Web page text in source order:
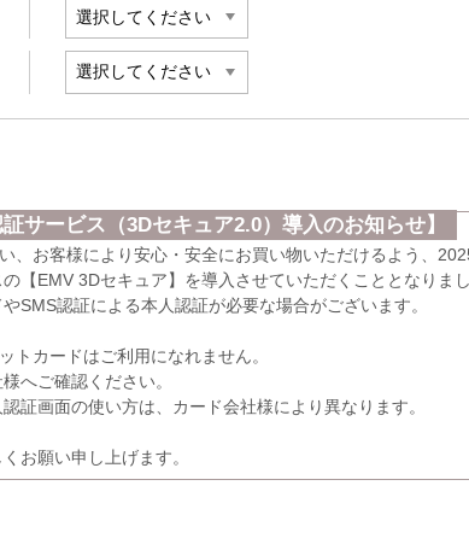
サービス（3Dセキュア2.0）導入のお知らせ】
、お客様により安心・安全にお買い物いただけるよう、
【EMV 3Dセキュア】を導入させていただくこととなりま
SMS認証による本人認証が必要な場合がございます。
カードはご利用になれません。
へご確認ください。
証画面の使い方は、カード会社様により異なります。
お願い申し上げます。